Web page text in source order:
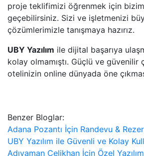
proje teklifimizi öğrenmek için
geçebilirsiniz. Sizi ve işletmenizi
çözümlerimizle tanışmaya hazırız.
UBY Yazılım ile dijital başarıya
kolay olmamıştı. Güçlü ve güvenilir
otelinizin online dünyada öne
Benzer Bloglar:
Adana Pozantı İçin Randevu &
UBY Yazılım ile Güvenli ve Kolay
Adıyaman Çelikhan İçin Özel